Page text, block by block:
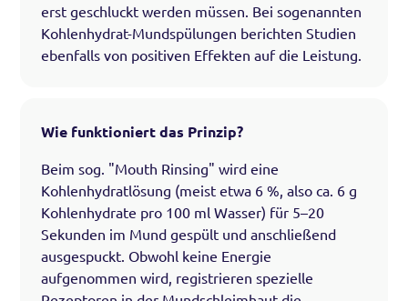
erst geschluckt werden müssen. Bei sogenannten
Kohlenhydrat-Mundspülungen berichten Studien
ebenfalls von positiven Effekten auf die Leistung.
Wie funktioniert das Prinzip?
Beim sog. "Mouth Rinsing" wird eine
Kohlenhydratlösung (meist etwa 6 %, also ca. 6 g
Kohlenhydrate pro 100 ml Wasser) für 5–20
Sekunden im Mund gespült und anschließend
ausgespuckt. Obwohl keine Energie
aufgenommen wird, registrieren spezielle